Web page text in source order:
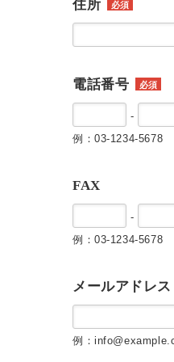
住所 必須
電話番号 必須
-
例：03-1234-5678
FAX
-
例：03-1234-5678
メールアドレス
例：